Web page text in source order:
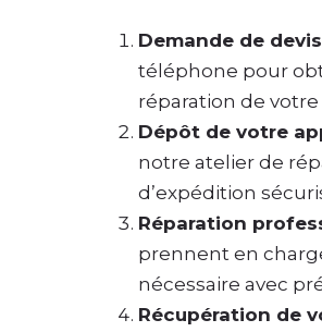
Demande de
téléphone pour
réparation de votre
Dépôt de votre
notre atelier de
d’expédition
Réparation
prennent en
nécessaire avec
Récupération de